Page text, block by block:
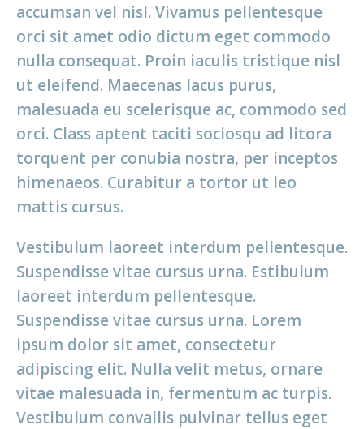
accumsan vel nisl. Vivamus pellentesque
orci sit amet odio dictum eget commodo
nulla consequat. Proin iaculis tristique nisl
ut eleifend. Maecenas lacus purus,
malesuada eu scelerisque ac, commodo sed
orci. Class aptent taciti sociosqu ad litora
torquent per conubia nostra, per inceptos
himenaeos. Curabitur a tortor ut leo
mattis cursus.
Vestibulum laoreet interdum pellentesque.
Suspendisse vitae cursus urna. Estibulum
laoreet interdum pellentesque.
Suspendisse vitae cursus urna. Lorem
ipsum dolor sit amet, consectetur
adipiscing elit. Nulla velit metus, ornare
vitae malesuada in, fermentum ac turpis.
Vestibulum convallis pulvinar tellus eget